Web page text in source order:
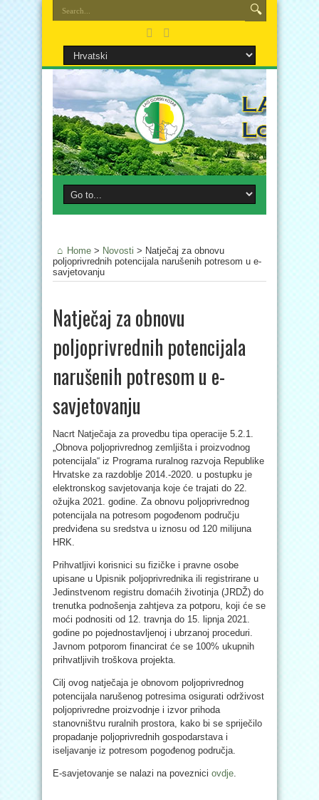
Home > Novosti > Natječaj za obnovu
poljoprivrednih potencijala narušenih potresom u e-
savjetovanju
Natječaj za obnovu
poljoprivrednih potencijala
narušenih potresom u e-
savjetovanju
Nacrt Natječaja za provedbu tipa operacije 5.2.1.
„Obnova poljoprivrednog zemljišta i proizvodnog
potencijala“ iz Programa ruralnog razvoja Republike
Hrvatske za razdoblje 2014.-2020. u postupku je
elektronskog savjetovanja koje će trajati do 22.
ožujka 2021. godine. Za obnovu poljoprivrednog
potencijala na potresom pogođenom području
predviđena su sredstva u iznosu od 120 milijuna
HRK.
Prihvatljivi korisnici su fizičke i pravne osobe
upisane u Upisnik poljoprivrednika ili registrirane u
Jedinstvenom registru domaćih životinja (JRDŽ) do
trenutka podnošenja zahtjeva za potporu, koji će se
moći podnositi od 12. travnja do 15. lipnja 2021.
godine po pojednostavljenoj i ubrzanoj proceduri.
Javnom potporom financirat će se 100% ukupnih
prihvatljivih troškova projekta.
Cilj ovog natječaja je obnovom poljoprivrednog
potencijala narušenog potresima osigurati održivost
poljoprivredne proizvodnje i izvor prihoda
stanovništvu ruralnih prostora, kako bi se spriječilo
propadanje poljoprivrednih gospodarstava i
iseljavanje iz potresom pogođenog područja.
E-savjetovanje se nalazi na poveznici ovdje.